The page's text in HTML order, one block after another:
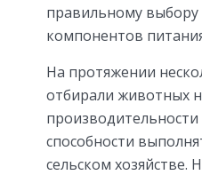
правильному
компонентов
На протяжении
отбирали животных
способности
сельском хозяйстве.